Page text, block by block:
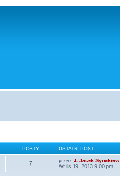
POSTY OSTATNI POST
7 przezJ. Jacek
Wt lis 19, 2013 9:00 pm